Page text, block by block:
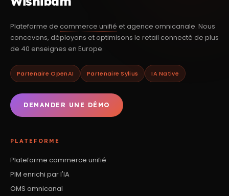
Plateforme de commerce unifié et agence omnicanale. Nous
concevons, déployons et optimisons le retail connecté de plus
de 40 enseignes en Europe.
Partenaire OpenAI Partenaire Sylius IA Native
DEMANDER UNE DÉMO
PLATEFORME
Plateforme commerce unifié
PIM enrichi par l'IA
OMS omnicanal